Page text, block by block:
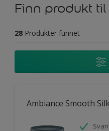
Finn produkt
28 Produkter funnet
Ambiance Smooth